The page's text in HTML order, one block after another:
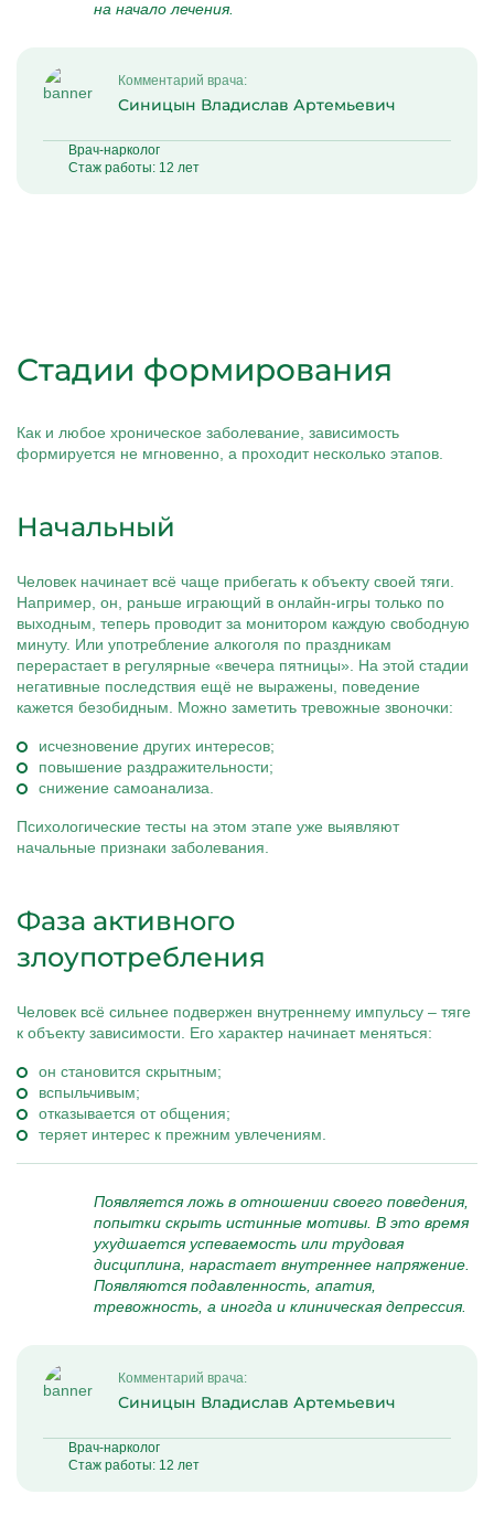
на начало лечения.
Комментарий врача:
Синицын Владислав Артемьевич
Врач-нарколог
Стаж работы: 12 лет
Стадии формирования
Как и любое хроническое заболевание, зависимость
формируется не мгновенно, а проходит несколько этапов.
Начальный
Человек начинает всё чаще прибегать к объекту своей тяги.
Например, он, раньше играющий в онлайн-игры только по
выходным, теперь проводит за монитором каждую свободную
минуту. Или употребление алкоголя по праздникам
перерастает в регулярные «вечера пятницы». На этой стадии
негативные последствия ещё не выражены, поведение
кажется безобидным. Можно заметить тревожные звоночки:
исчезновение других интересов;
повышение раздражительности;
снижение самоанализа.
Психологические тесты на этом этапе уже выявляют
начальные признаки заболевания.
Фаза активного
злоупотребления
Человек всё сильнее подвержен внутреннему импульсу – тяге
к объекту зависимости. Его характер начинает меняться:
он становится скрытным;
вспыльчивым;
отказывается от общения;
теряет интерес к прежним увлечениям.
Появляется ложь в отношении своего поведения,
попытки скрыть истинные мотивы. В это время
ухудшается успеваемость или трудовая
дисциплина, нарастает внутреннее напряжение.
Появляются подавленность, апатия,
тревожность, а иногда и клиническая депрессия.
Комментарий врача:
Синицын Владислав Артемьевич
Врач-нарколог
Стаж работы: 12 лет